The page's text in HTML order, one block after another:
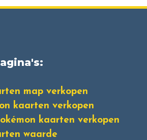
map verkopen
kaarten verkopen
kaarten verkopen
waarde